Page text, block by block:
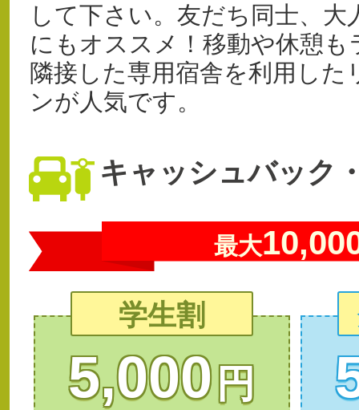
して下さい。友だち同士、大
にもオススメ！移動や休憩
隣接した専用宿舎を利用し
ンが人気です。
キャッシュバック
最大
学生割
5,000 円